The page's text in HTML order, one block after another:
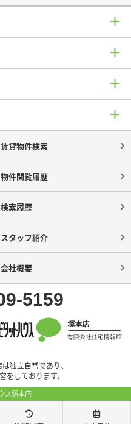
賃貸物件検索
物件閲覧履歴
検索履歴
スタッフ紹介
会社概要
5159
独立自営であり、
をしております。
ス塚本店